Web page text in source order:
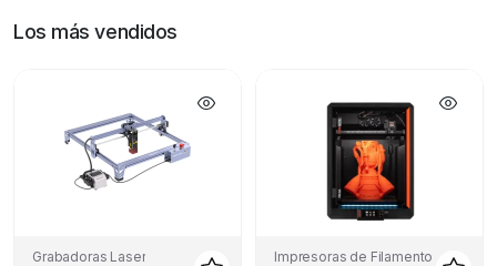
Los más vendidos
Grabadoras Laser Impresoras de Filamento